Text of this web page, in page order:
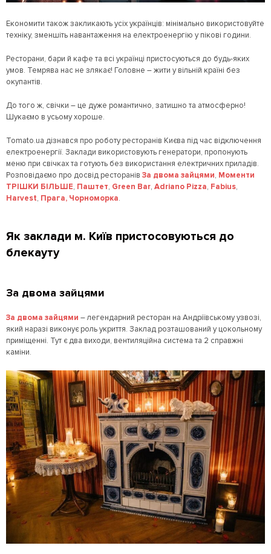
Економити також закликають усіх українців: мінімально використовуйте
техніку, зменшіть навантаження на електроенергію у пікові години.
Ресторани, бари й кафе та всі українці пристосуються до будь-яких
умов. Темрява нас не злякає! Головне – жити у вільній країні без
окупантів.
До того ж, свічки – це дуже романтично, затишно та атмосферно!
Шукаємо в усьому хороше.
Tomato.ua дізнався про роботу ресторанів Києва під час відключення
електроенергії. Заклади використовують генератори, пропонують
меню при свічках та готують без використання електричних приладів.
Розповідаємо про досвід ресторанів За двома зайцями, Моменти
ТРІШКИ БІЛЬШЕ, Паштет, Green Bar, Adriano Pizza, Fabius,
Harvest, Прага, Чорноморка.
Як заклади м. Київ пристосовуються до
блекауту
За двома зайцями
За двома зайцями – легендарний ресторан на Андріївському узвозі,
який наразі виконує роль укриття. Заклад розташований у цокольному
приміщенні. Тут є два виходи, вентиляційна система та 2 справжні
каміни.